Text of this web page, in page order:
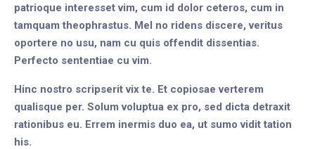
patrioque interesset vim, cum id dolor ceteros, cum in
tamquam theophrastus. Mel no ridens discere, veritus
oportere no usu, nam cu quis offendit dissentias.
Perfecto sententiae cu vim.
Hinc nostro scripserit vix te. Et copiosae verterem
qualisque per. Solum voluptua ex pro, sed dicta detraxit
rationibus eu. Errem inermis duo ea, ut sumo vidit tation
his.